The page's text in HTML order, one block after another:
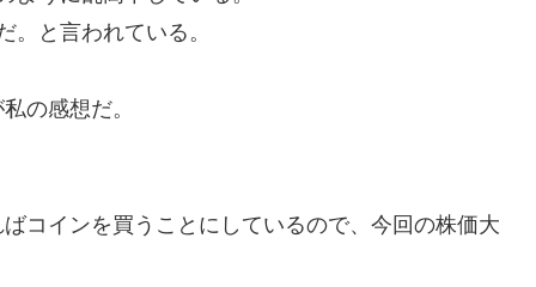
と言われている。
の感想だ。
コインを買うことにしているので、今回の株価大